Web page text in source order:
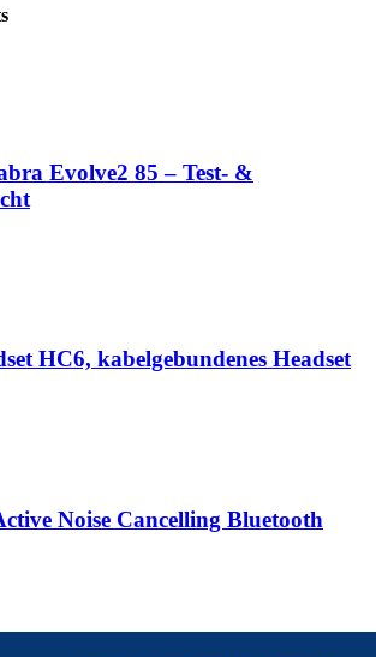
Evolve2 85 – Test- &
HC6, kabelgebundenes Headset
Noise Cancelling Bluetooth